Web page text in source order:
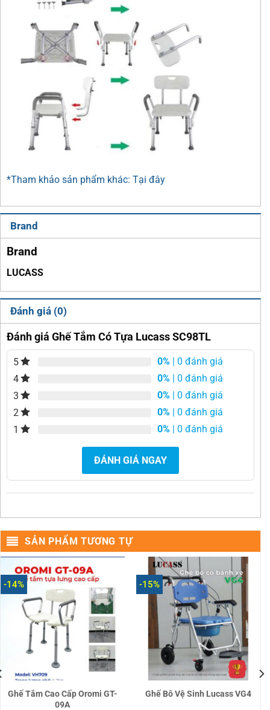
*Tham khảo sản phẩm khác: Tại đây
Brand
Brand
LUCASS
Đánh giá (0)
Đánh giá Ghế Tắm Có Tựa Lucass SC98TL
5 0% | 0 đánh giá
4
0% | 0 đánh giá
3
0% | 0 đánh giá
2
0% | 0 đánh giá
1
0% | 0 đánh giá
ĐÁNH GIÁ NGAY
SẢN PHẨM TƯƠNG TỰ
-14%
Ghế Tắm Cao Cấp Oromi GT-
09A
-15%
Ghế Bô Vệ Sinh Lucass VG4